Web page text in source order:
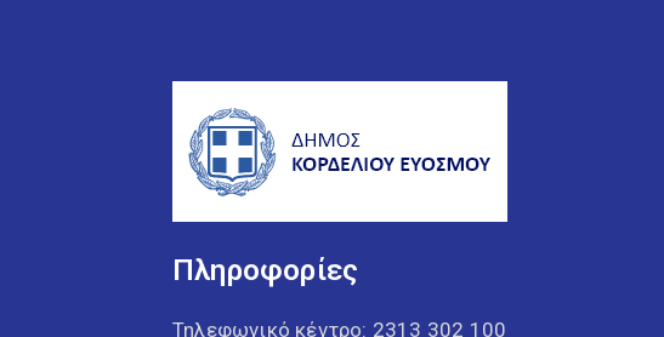
Πληροφορίες
Τηλεφωνικό κέντρο: 2313 302 100